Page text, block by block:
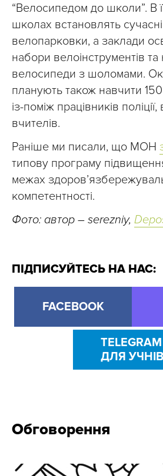
“Велосипедом до школи”. В
школах встановлять сучасні
велопарковки, а заклади
набори велоінструментів та
велосипеди з шоломами.
планують також навчити
із-поміж працівників поліції,
вчителів.
Раніше ми писали, що МОН
типову програму підвищення
межах
компетентності.
Фото: автор – serezniy,
ПІДПИСУЙТЕСЬ НА НАС:
FACEBOOK
TELEGRAM
ДЛЯ УЧНІВ
Обговорення